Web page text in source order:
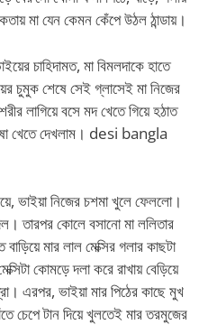
মা যেন কেমন কেঁপে উঠল ঠান্ডায়।
চাহিদামত, মা বিমলদাকে হাতে
চুমুক শেষে সেই গ্লাসেই মা নিজের
লাগিয়ে বসে মদ খেতে গিয়ে হঠাত
খেতে দেখলাম। desi bangla
ভাইয়া নিজের চশমা খুলে ফেললো।
তারপর কোলে বসানো মা ললিতার
মার লাল মেক্সির গলার কাছটা
কোমড়ে দলা করে রাখায় বেড়িয়ে
এরপর, ভাইয়া মার পিঠের কাছে মুখ
চেপে টান দিয়ে খুলতেই মার তরমুজের